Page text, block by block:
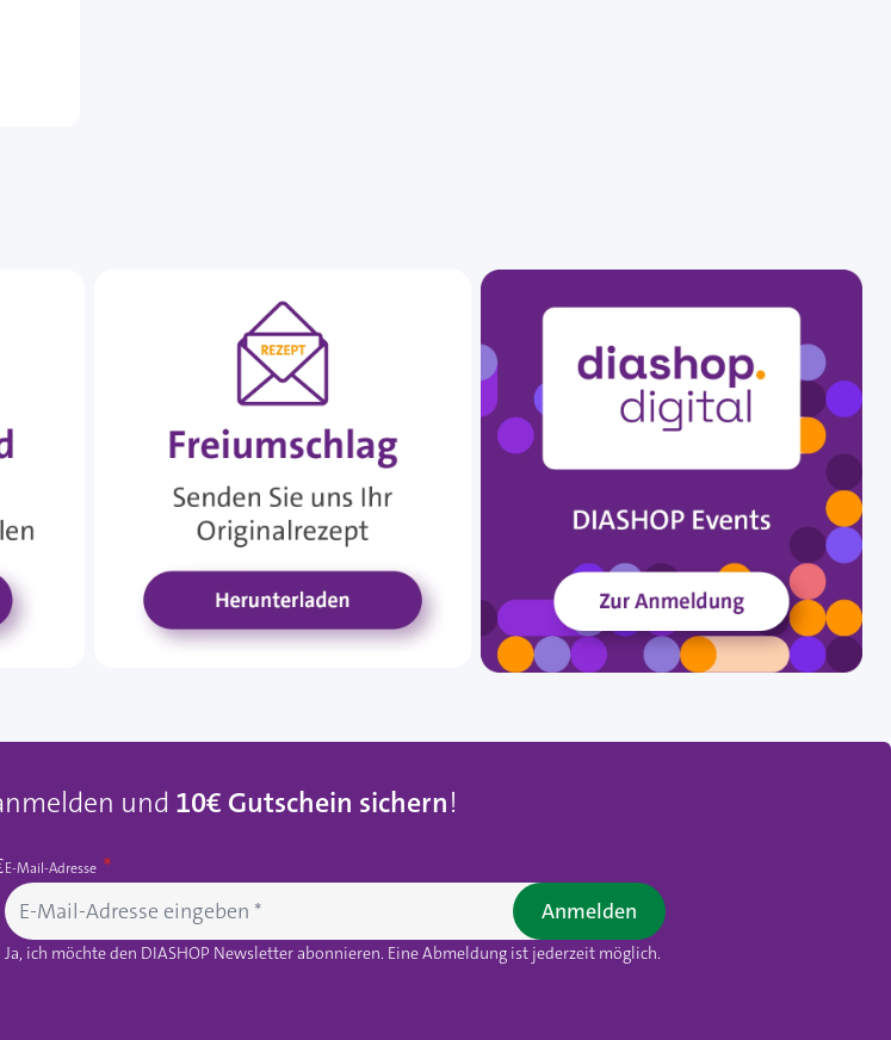
und 10€ Gutschein sichern!
E-Mail-Adresse
Ja, ich möchte den DIASHOP Newsletter abonnieren. Eine Abmeldung ist jederzeit möglich.
Anmelden